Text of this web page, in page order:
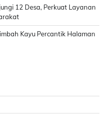
12 Desa, Perkuat Layanan
Kayu Percantik Halaman